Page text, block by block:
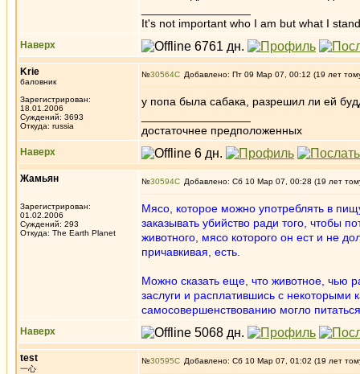
It's not important who I am but what I
Наверх
Krie
баловник
Зарегистрирован:
18.01.2006
Суждений: 3693
Откуда: russia
№30564 Добавлено: Пт 09 Мар 07, 00:12 (19 лет
у попа была сабака, разрешил ли ей
достаточнее предположенных
Наверх
Жамьян
Зарегистрирован:
01.02.2006
Суждений: 293
Откуда: The Earth Planet
№30594 Добавлено: Сб 10 Мар 07, 00:28 (19 лет
Мясо, которое можно употреблять в
заказывать убийство ради того, чтобы
животного, мясо которого он ест и не
причавкивая, есть.
Можно сказать еще, что животное, чью
заслуги и расплатившись с
самосовершенствованию могло
Наверх
test
一心
№30595 Добавлено: Сб 10 Мар 07, 01:02 (19 лет